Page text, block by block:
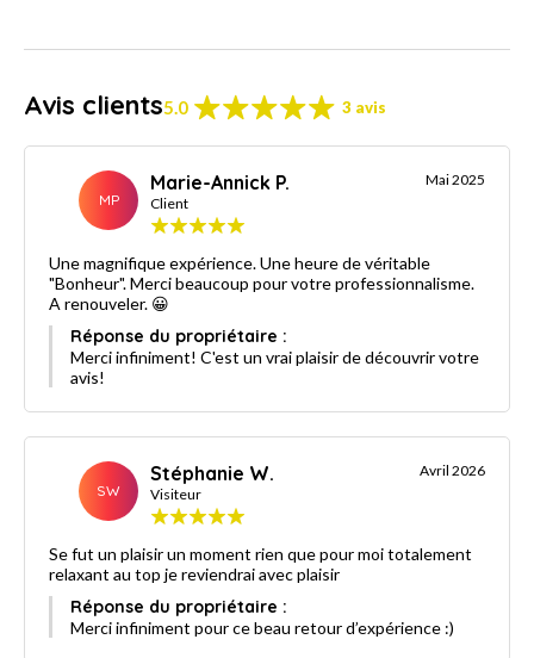
Avis clients5.0 3 avis
MP
Marie-Annick P.
Client
Mai 2025
Une magnifique expérience. Une heure de véritable
"Bonheur". Merci beaucoup pour votre professionnalisme.
A renouveler. 😀
Réponse du propriétaire :
Merci infiniment! C'est un vrai plaisir de découvrir votre
avis!
SW
Stéphanie W.
Visiteur
Avril 2026
Se fut un plaisir un moment rien que pour moi totalement
relaxant au top je reviendrai avec plaisir
Réponse du propriétaire :
Merci infiniment pour ce beau retour d’expérience :)